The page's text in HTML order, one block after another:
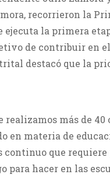
recorrieron la
la primera
de contribuir en
destacó que la
realizamos más de
en materia de
continuo que
para hacer en las